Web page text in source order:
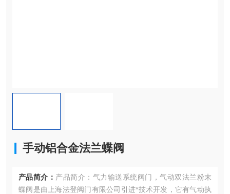
手动铝合金法兰蝶阀
产品简介： 产品简介：气力输送系统阀门，气动双法兰粉末
蝶阀是由上海法登阀门有限公司引进*技术开发，它有气动执